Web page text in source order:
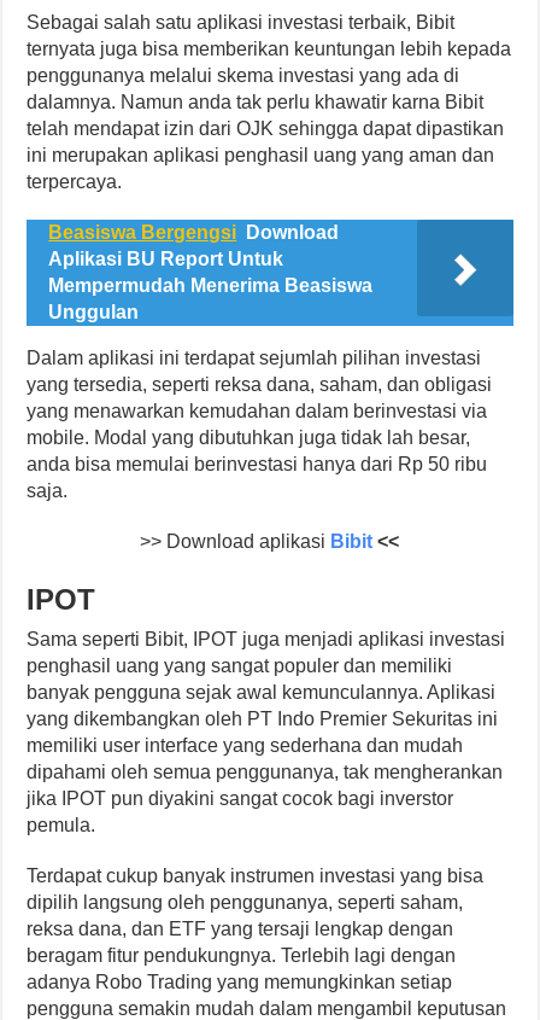
Sebagai salah satu aplikasi investasi terbaik, Bibit
ternyata juga bisa memberikan keuntungan lebih kepada
penggunanya melalui skema investasi yang ada di
dalamnya. Namun anda tak perlu khawatir karna Bibit
telah mendapat izin dari OJK sehingga dapat dipastikan
ini merupakan aplikasi penghasil uang yang aman dan
terpercaya.
Beasiswa Bergengsi
Download
Aplikasi BU Report Untuk
Mempermudah Menerima Beasiswa
Unggulan
Dalam aplikasi ini terdapat sejumlah pilihan investasi
yang tersedia, seperti reksa dana, saham, dan obligasi
yang menawarkan kemudahan dalam berinvestasi via
mobile. Modal yang dibutuhkan juga tidak lah besar,
anda bisa memulai berinvestasi hanya dari Rp 50 ribu
saja.
>> Download aplikasi Bibit <<
IPOT
Sama seperti Bibit, IPOT juga menjadi aplikasi investasi
penghasil uang yang sangat populer dan memiliki
banyak pengguna sejak awal kemunculannya. Aplikasi
yang dikembangkan oleh PT Indo Premier Sekuritas ini
memiliki user interface yang sederhana dan mudah
dipahami oleh semua penggunanya, tak mengherankan
jika IPOT pun diyakini sangat cocok bagi inverstor
pemula.
Terdapat cukup banyak instrumen investasi yang bisa
dipilih langsung oleh penggunanya, seperti saham,
reksa dana, dan ETF yang tersaji lengkap dengan
beragam fitur pendukungnya. Terlebih lagi dengan
adanya Robo Trading yang memungkinkan setiap
pengguna semakin mudah dalam mengambil keputusan